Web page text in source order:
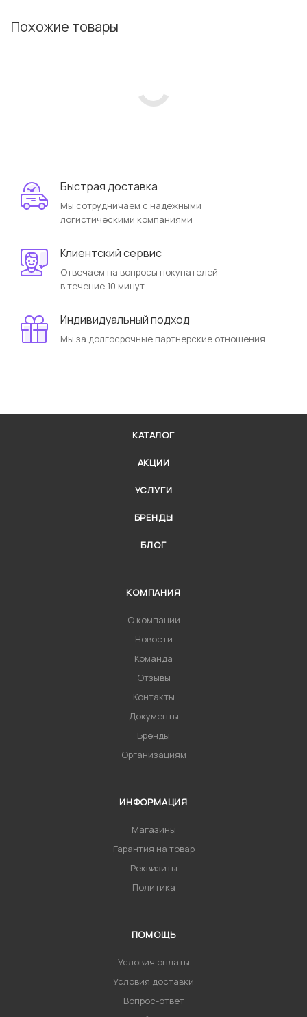
Похожие товары
Быстрая доставка
Мы сотрудничаем с надежными
логистическими компаниями
Клиентский сервис
Отвечаем на вопросы покупателей
в течение 10 минут
Индивидуальный подход
Мы за долгосрочные партнерские отношения
КАТАЛОГ
АКЦИИ
УСЛУГИ
БРЕНДЫ
БЛОГ
КОМПАНИЯ
О компании
Новости
Команда
Отзывы
Контакты
Документы
Бренды
Организациям
ИНФОРМАЦИЯ
Магазины
Гарантия на товар
Реквизиты
Политика
ПОМОЩЬ
Условия оплаты
Условия доставки
Вопрос-ответ